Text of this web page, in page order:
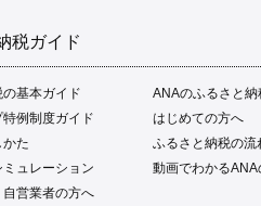
税ガイド
基本ガイド
ANAのふるさと納
例制度ガイド
はじめての方へ
た
ふるさと納税の流
ュレーション
動画でわかる
営業者の方へ